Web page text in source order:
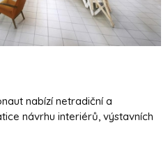
nabízí netradiční a
návrhu interiérů, výstavních